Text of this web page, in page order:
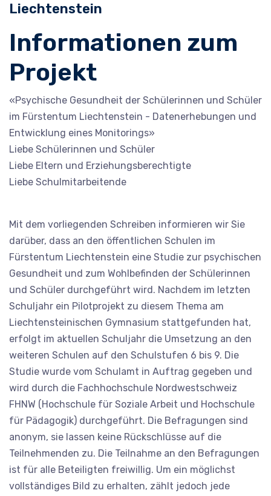
Liechtenstein
Informationen zum
Projekt
«Psychische Gesundheit der Schülerinnen und Schüler
im Fürstentum Liechtenstein - Datenerhebungen und
Entwicklung eines Monitorings»
Liebe Schülerinnen und Schüler
Liebe Eltern und Erziehungsberechtigte
Liebe Schulmitarbeitende
Mit dem vorliegenden Schreiben informieren wir Sie
darüber, dass an den öffentlichen Schulen im
Fürstentum Liechtenstein eine Studie zur psychischen
Gesundheit und zum Wohlbefinden der Schülerinnen
und Schüler durchgeführt wird. Nachdem im letzten
Schuljahr ein Pilotprojekt zu diesem Thema am
Liechtensteinischen Gymnasium stattgefunden hat,
erfolgt im aktuellen Schuljahr die Umsetzung an den
weiteren Schulen auf den Schulstufen 6 bis 9. Die
Studie wurde vom Schulamt in Auftrag gegeben und
wird durch die Fachhochschule Nordwestschweiz
FHNW (Hochschule für Soziale Arbeit und Hochschule
für Pädagogik) durchgeführt. Die Befragungen sind
anonym, sie lassen keine Rückschlüsse auf die
Teilnehmenden zu. Die Teilnahme an den Befragungen
ist für alle Beteiligten freiwillig. Um ein möglichst
vollständiges Bild zu erhalten, zählt jedoch jede